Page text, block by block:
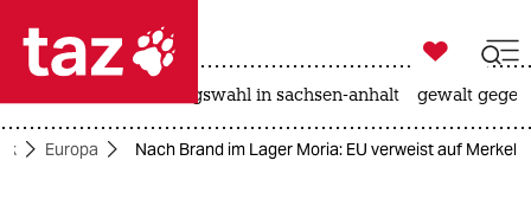
 taz zahl ich
taz zahl ich

taz zahl ich
landtagswahl in sachsen-anhalt gewalt
Europa Nach Brand im Lager Moria: EU verweist auf Merkel